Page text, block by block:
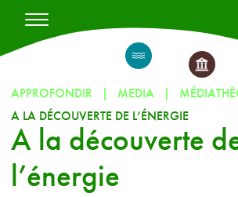
APPROFONDIR MEDIA
A LA DÉCOUVERTE DE L’ÉNERGIE
A la découverte
l’énergie